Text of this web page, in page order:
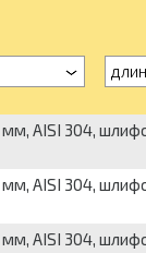
AISI 304,
AISI 304,
AISI 304,